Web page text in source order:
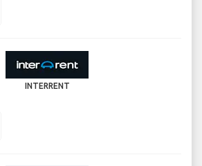
INTERRENT